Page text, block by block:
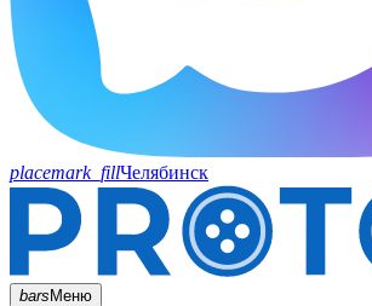
placemark_fillЧелябинск
barsМеню